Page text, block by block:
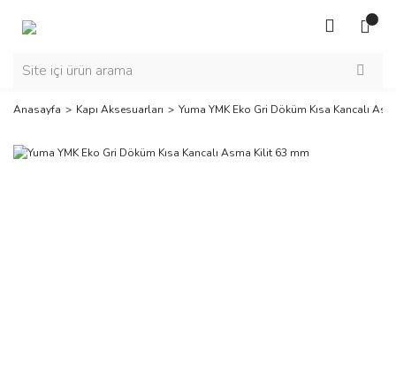
Anasayfa Kapı Aksesuarları Yuma YMK Eko Gri Döküm Kısa Kancalı